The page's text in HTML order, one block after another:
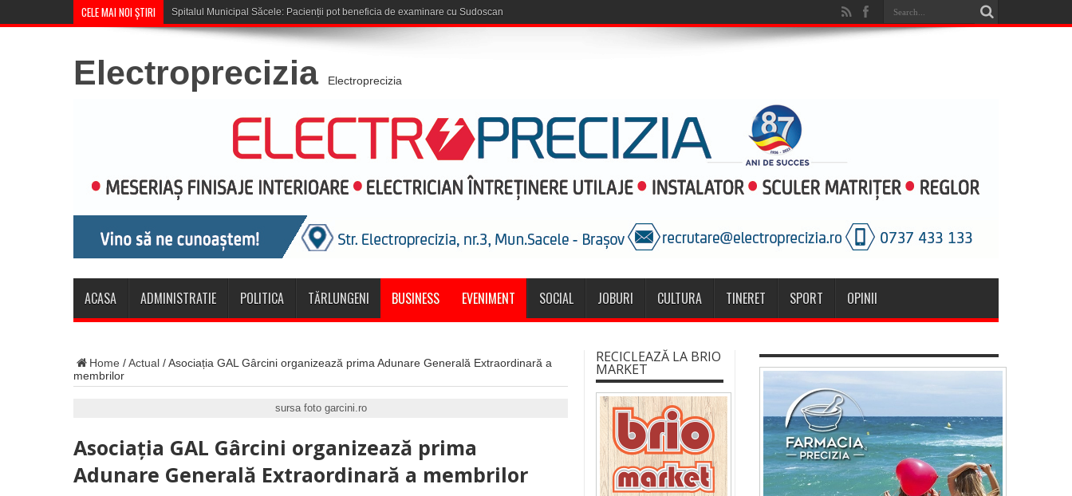
CELE MAI NOI ȘTIRI Cupa României: CSM Săcele în
Electroprecizia Electroprecizia
ACASA ADMINISTRATIE POLITICA TĂRLUNGENI BUSINESS EVENIMENT SOCIAL JOBURI CULTURA TINERET SPORT OPINII
Home /Actual /Asociația GAL Gârcini organizează prima Adunare Generală Extraordinară a
membrilor
sursa foto garcini.ro
Asociația GAL Gârcini organizează prima
Adunare Generală Extraordinară a membrilor
RECICLEAZĂ LA BRIO
MARKET